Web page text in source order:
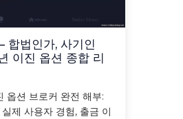
법인가, 사기인
이진 옵션 종합 리
옵션 브로커 완전 해부:
제 사용자 경험, 출금 이